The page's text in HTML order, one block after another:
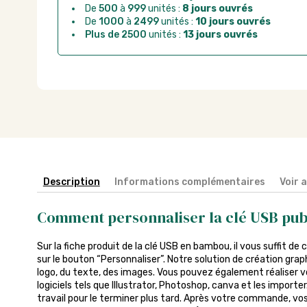
De 500 à 999unités : 8 jours ouvrés
De 1000 à 2499unités : 10 jours ouvrés
Plus de 2500 unités : 13 jours ouvrés
Description Informations complémentaires Voir
Comment personnaliser la clé USB
Sur la fiche produit de la clé USB en bambou, il vous suffit
sur le bouton “Personnaliser”. Notre solution de création
logo, du texte, des images. Vous pouvez également réaliser
logiciels tels que Illustrator, Photoshop, canva et les
travail pour le terminer plus tard. Après votre commande,